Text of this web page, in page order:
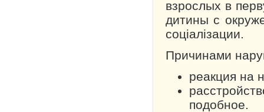
взрослых в
ди­тины с
соціалі­зации.
Причинами
реакция на
подобное.